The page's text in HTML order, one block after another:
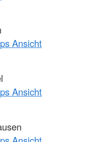
Ansicht
Ansicht